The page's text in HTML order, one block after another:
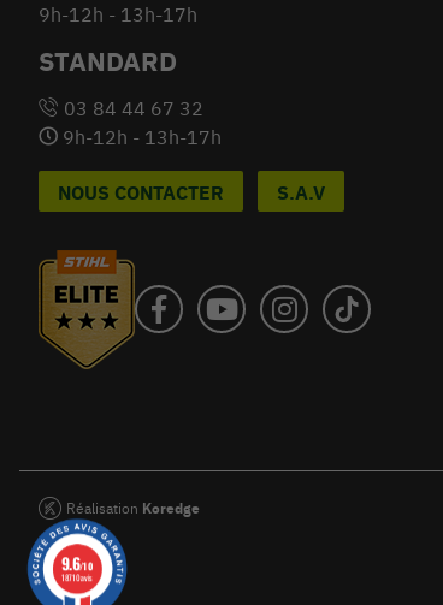
9h-12h - 13h-17h
STANDARD
03 84 44 67 32
9h-12h - 13h-17h
NOUS CONTACTER S.A.V
Réalisation Koredge
9.6/10
18710 avis